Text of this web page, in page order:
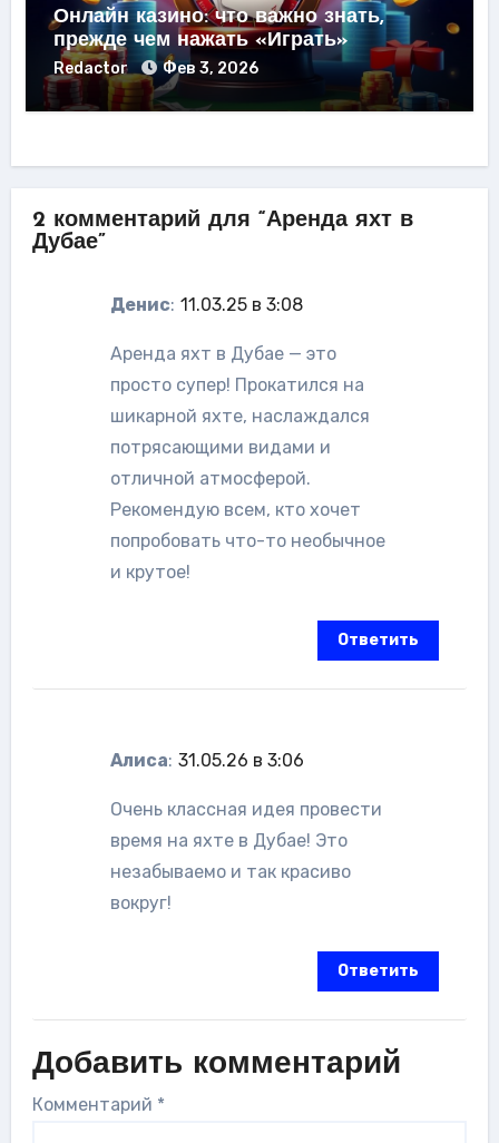
Онлайн казино: что важно знать,
прежде чем нажать «Играть»
Redactor Фев 3, 2026
2 комментарий для “Аренда яхт в
Дубае”
Денис: 11.03.25 в 3:08
Аренда яхт в Дубае — это
просто супер! Прокатился на
шикарной яхте, наслаждался
потрясающими видами и
отличной атмосферой.
Рекомендую всем, кто хочет
попробовать что-то необычное
и крутое!
Ответить
Алиса: 31.05.26 в 3:06
Очень классная идея провести
время на яхте в Дубае! Это
незабываемо и так красиво
вокруг!
Ответить
Добавить комментарий
Комментарий *